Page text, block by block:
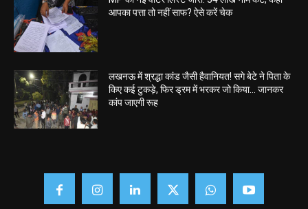
आपका पत्ता तो नहीं साफ? ऐसे करें चेक
लखनऊ में श्रद्धा कांड जैसी हैवानियत! सगे बेटे ने पिता के
किए कई टुकड़े, फिर ड्रम में भरकर जो किया… जानकर
कांप जाएगी रूह